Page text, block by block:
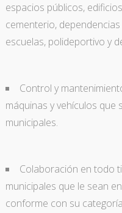
espacios públicos,
cementerio,
escuelas, polideportivo y
Control y
máquinas y vehículos que
municipales.
Colaboración en todo
municipales que le sean
conforme con su